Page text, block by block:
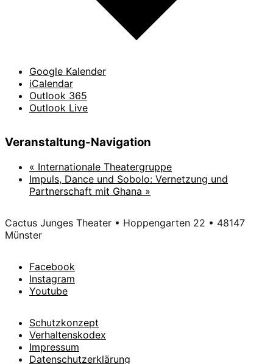
Google Kalender
iCalendar
Outlook 365
Outlook Live
Veranstaltung-Navigation
« Internationale Theatergruppe
Impuls, Dance und Sobolo: Vernetzung und
Partnerschaft mit Ghana »
Cactus Junges Theater • Hoppengarten 22 • 48147
Münster
Facebook
Instagram
Youtube
Schutzkonzept
Verhaltenskodex
Impressum
Datenschutzerklärung